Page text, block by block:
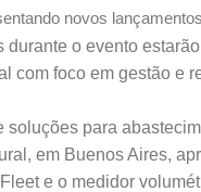
novos
durante o evento
com foco em gestão e
soluções para
em Buenos Aires,
e o medidor